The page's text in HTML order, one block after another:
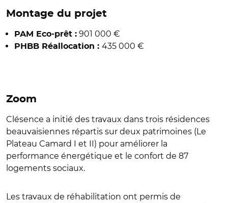
Montage du projet
PAM Eco-prêt : 901 000 €
PHBB Réallocation : 435 000 €
Zoom
Clésence a initié des travaux dans trois résidences
beauvaisiennes répartis sur deux patrimoines (Le
Plateau Camard I et II) pour améliorer la
performance énergétique et le confort de 87
logements sociaux.
Les travaux de réhabilitation ont permis de